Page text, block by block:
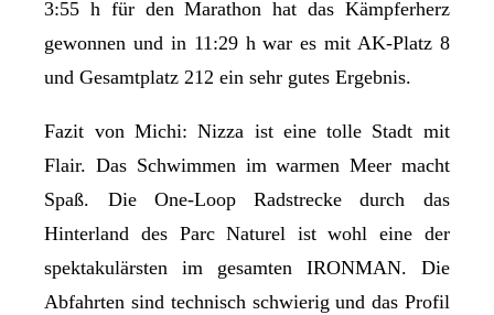
3:55 h für den Marathon hat das Kämpferherz
gewonnen und in 11:29 h war es mit AK-Platz 8
und Gesamtplatz 212 ein sehr gutes Ergebnis.
Fazit von Michi: Nizza ist eine tolle Stadt mit
Flair. Das Schwimmen im warmen Meer macht
Spaß. Die One-Loop Radstrecke durch das
Hinterland des Parc Naturel ist wohl eine der
spektakulärsten im gesamten IRONMAN. Die
Abfahrten sind technisch schwierig und das Profil